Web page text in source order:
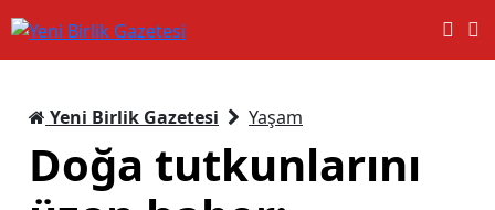
Yeni Birlik Gazetesi Yaşam
Doğa tutkunlarını